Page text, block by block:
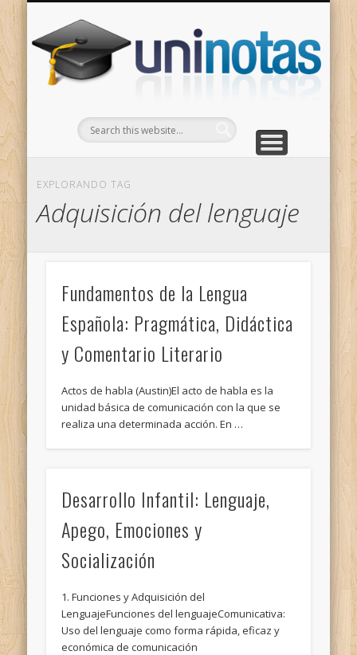
EXPLORANDO TAG
Adquisición del lenguaje
Fundamentos de la Lengua
Española: Pragmática, Didáctica
y Comentario Literario
Actos de habla (Austin)El acto de habla es la
unidad básica de comunicación con la que se
realiza una determinada acción. En …
Desarrollo Infantil: Lenguaje,
Apego, Emociones y
Socialización
1. Funciones y Adquisición del
LenguajeFunciones del lenguajeComunicativa:
Uso del lenguaje como forma rápida, eficaz y
económica de comunicación